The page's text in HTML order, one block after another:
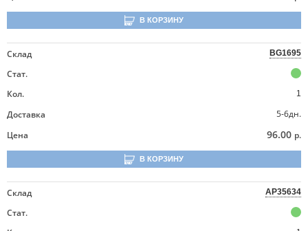
В КОРЗИНУ
Склад BG1695
Стат.
Кол.
1
Доставка
5-6дн.
Цена
96.00 р.
В КОРЗИНУ
Склад AP35634
Стат.